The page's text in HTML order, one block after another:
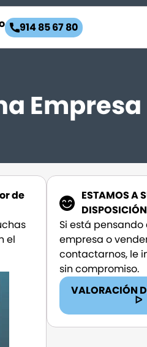
914 85 67 80
Empresa
de
el
ESTAMOS A
DISPOSICIÓN
Si está pensando
empresa o
contactarnos, le
sin compromiso.
VALORACIÓN
ᐅ